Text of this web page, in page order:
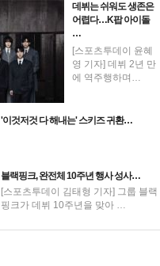
로그
데뷔는 쉬워도 생존은
어렵다…K팝 아이돌
…
[스포츠투데이 윤혜
영 기자] 데뷔 2년 만
에 역주행하며…
'이것저것 다 해내는' 스키즈 귀환…
블랙핑크, 완전체 10주년 행사 성사…
[스포츠투데이 김태형 기자] 그룹 블랙
핑크가 데뷔 10주년을 맞아 …